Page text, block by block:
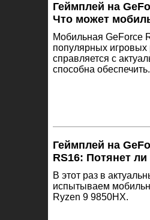
Геймплей на
Что может
Мобильная GeForce
популярных
справляется с
способна обеспечить.
Геймплей на
RS16: Потянет
В этот раз в
испытываем
Ryzen 9 9850HX.